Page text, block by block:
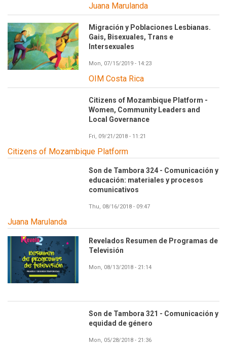
Juana Marulanda
Migración y Poblaciones Lesbianas.
Gais, Bisexuales, Trans e
Intersexuales
Mon, 07/15/2019 - 14:23
OIM Costa Rica
Citizens of Mozambique Platform -
Women, Community Leaders and
Local Governance
Fri, 09/21/2018 - 11:21
Citizens of Mozambique Platform
Son de Tambora 324 - Comunicación y
educación: materiales y procesos
comunicativos
Thu, 08/16/2018 - 09:47
Juana Marulanda
Revelados Resumen de Programas de
Televisión
Mon, 08/13/2018 - 21:14
Son de Tambora 321 - Comunicación y
equidad de género
Mon, 05/28/2018 - 21:36